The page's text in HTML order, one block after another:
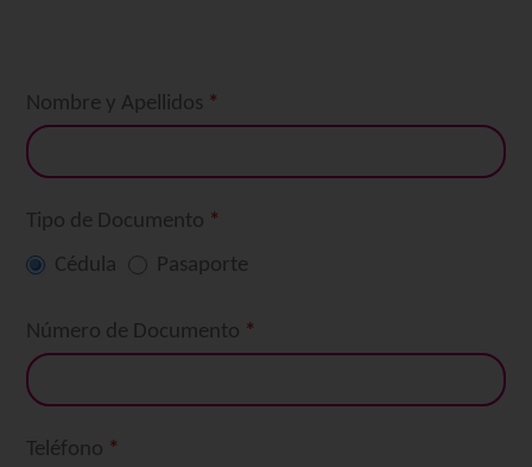
Préstamo de
Auto –
Reclamo por
fallecimiento
del deudor
Nombre y Apellidos *
Tipo de Documento *
Cédula
Pasaporte
Número de Documento *
Teléfono *